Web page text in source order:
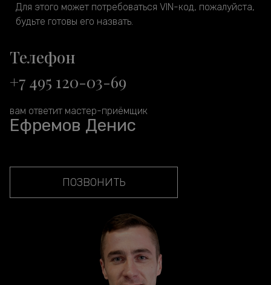
Для этого может потребоваться VIN-код, пожалуйста,
будьте готовы его назвать.
Телефон
+7 495 120-03-69
вам ответит мастер-приёмщик
Ефремов Денис
ПОЗВОНИТЬ